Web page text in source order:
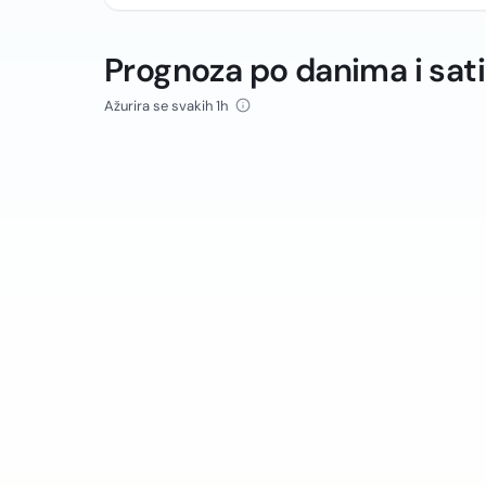
Prognoza po danima i
Ažurira se svakih 1h